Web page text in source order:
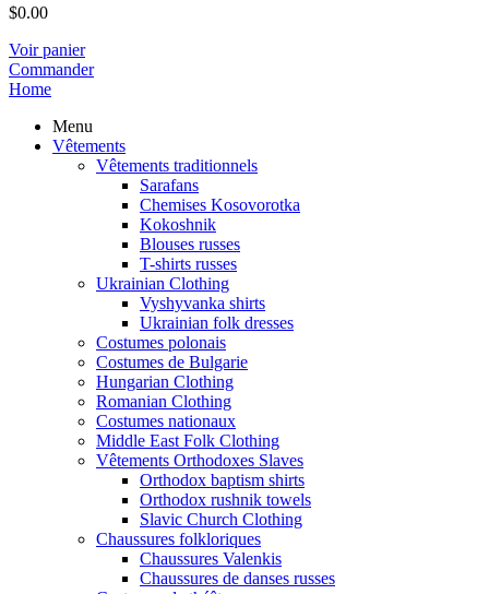
$0.00
Voir panier
Commander
Home
Menu
Vêtements
Vêtements traditionnels
Sarafans
Chemises Kosovorotka
Kokoshnik
Blouses russes
T-shirts russes
Ukrainian Clothing
Vyshyvanka shirts
Ukrainian folk dresses
Costumes polonais
Costumes de Bulgarie
Hungarian Clothing
Romanian Clothing
Costumes nationaux
Middle East Folk Clothing
Vêtements Orthodoxes Slaves
Orthodox baptism shirts
Orthodox rushnik towels
Slavic Church Clothing
Chaussures folkloriques
Chaussures Valenkis
Chaussures de danses russes